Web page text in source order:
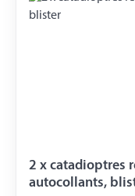
2 x catadioptres
autocollants,